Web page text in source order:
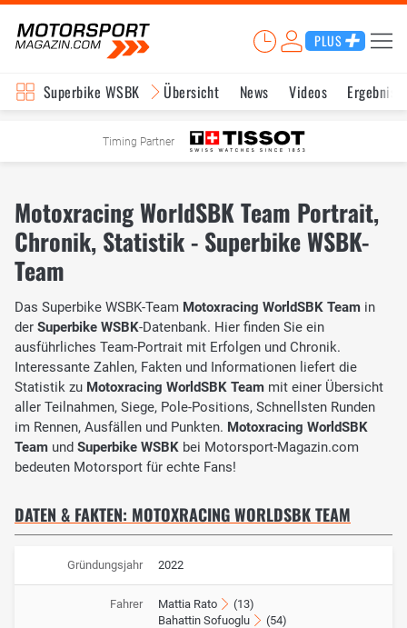
PLUS
Superbike WSBK Übersicht News Videos
Timing Partner
Motoxracing WorldSBK Team Portrait,
Chronik, Statistik - Superbike WSBK-
Team
Das Superbike WSBK-Team Motoxracing WorldSBK Team in
der Superbike WSBK-Datenbank. Hier finden Sie ein
ausführliches Team-Portrait mit Erfolgen und Chronik.
Interessante Zahlen, Fakten und Informationen liefert die
Statistik zu Motoxracing WorldSBK Team mit einer Übersicht
aller Teilnahmen, Siege, Pole-Positions, Schnellsten Runden
im Rennen, Ausfällen und Punkten. Motoxracing WorldSBK
Team und Superbike WSBK bei Motorsport-Magazin.com
bedeuten Motorsport für echte Fans!
DATEN & FAKTEN: MOTOXRACING WORLDSBK TEAM
Gründungsjahr 2022
Fahrer Mattia Rato
(13)
Bahattin Sofuoglu
(54)